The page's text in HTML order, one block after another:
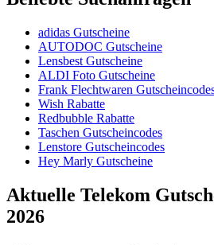
adidas Gutscheine
AUTODOC Gutscheine
Lensbest Gutscheine
ALDI Foto Gutscheine
Frank Flechtwaren
Wish Rabatte
Redbubble Rabatte
Taschen Gutscheincodes
Lenstore Gutscheincodes
Hey Marly Gutscheine
Aktuelle Telekom
2026